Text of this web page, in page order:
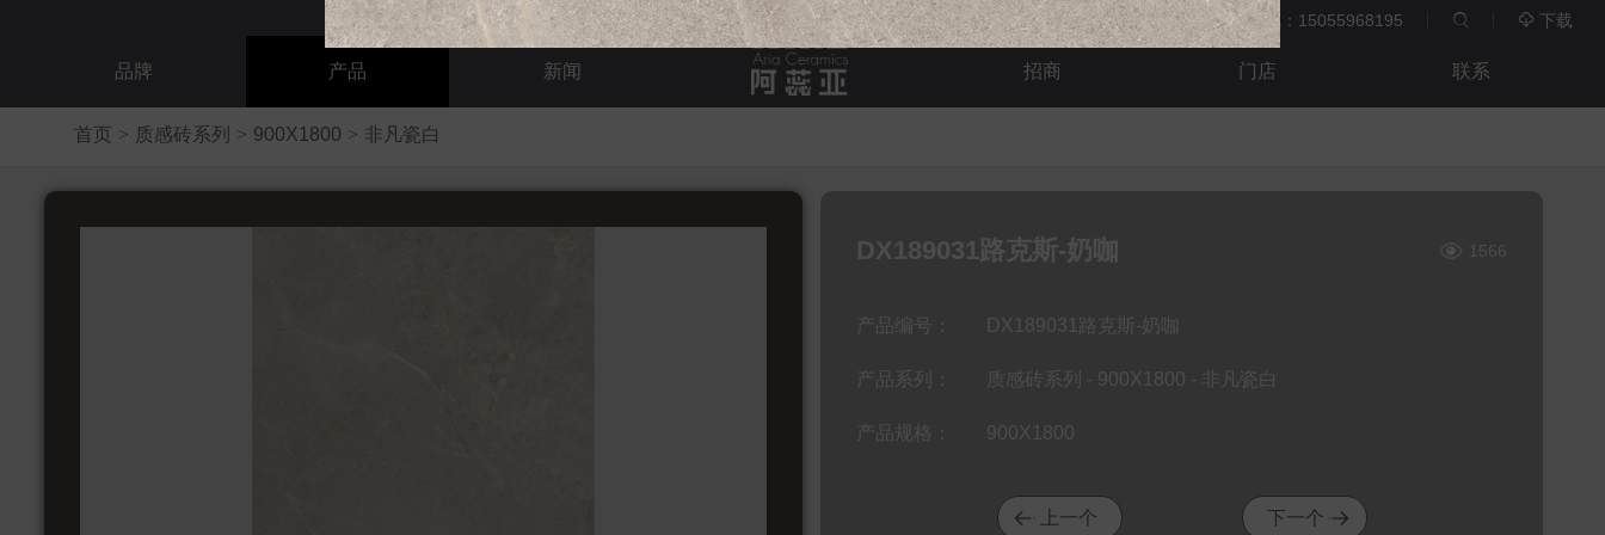
品牌 产品 新闻 招商 门店 联系
服务热线：15055968195   下载
首页 > 质感砖系列 > 900X1800 > 非凡瓷白
DX189031路克斯-奶咖 1566
产品编号： DX189031路克斯-奶咖
产品系列： 质感砖系列 - 900X1800 - 非凡瓷白
产品规格： 900X1800
上一个 下一个